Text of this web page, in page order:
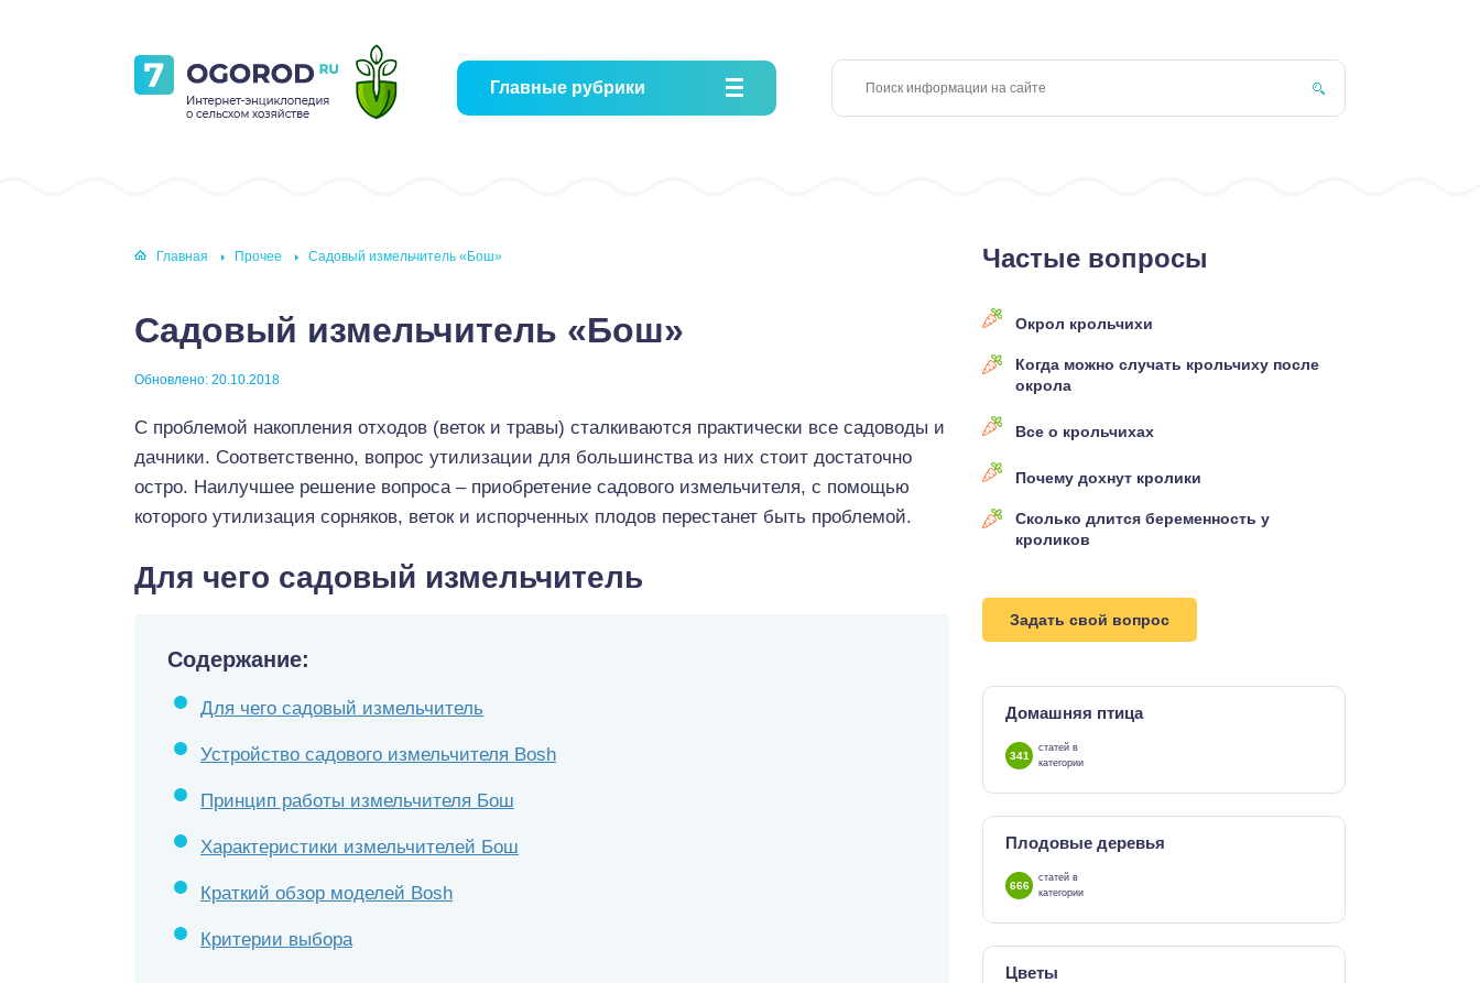
Главные рубрики
Главная Прочее Садовый измельчитель «Бош»
Садовый измельчитель «Бош»
Обновлено: 20.10.2018
С проблемой накопления отходов (веток и травы) сталкиваются практически все садоводы и
дачники. Соответственно, вопрос утилизации для большинства из них стоит достаточно
остро. Наилучшее решение вопроса – приобретение садового измельчителя, с помощью
которого утилизация сорняков, веток и испорченных плодов перестанет быть проблемой.
Для чего садовый измельчитель
Содержание:
Для чего садовый измельчитель
Устройство садового измельчителя Bosh
Принцип работы измельчителя Бош
Характеристики измельчителей Бош
Краткий обзор моделей Bosh
Критерии выбора
Частые вопросы
Окрол крольчихи
Когда можно случать крольчиху после
окрола
Все о крольчихах
Почему дохнут кролики
Сколько длится беременность у
кроликов
Задать свой вопрос
Домашняя птица
341
статей в
категории
Плодовые деревья
666
статей в
категории
Цветы